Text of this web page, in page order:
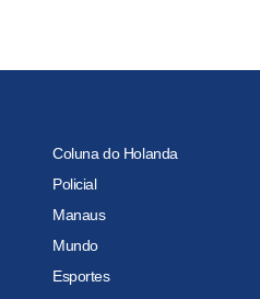
Coluna do Holanda
Policial
Manaus
Mundo
Esportes